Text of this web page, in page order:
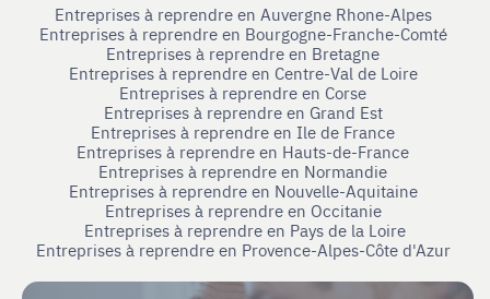
Entreprises à reprendre en Auvergne Rhone-Alpes
Entreprises à reprendre en Bourgogne-Franche-Comté
Entreprises à reprendre en Bretagne
Entreprises à reprendre en Centre-Val de Loire
Entreprises à reprendre en Corse
Entreprises à reprendre en Grand Est
Entreprises à reprendre en Ile de France
Entreprises à reprendre en Hauts-de-France
Entreprises à reprendre en Normandie
Entreprises à reprendre en Nouvelle-Aquitaine
Entreprises à reprendre en Occitanie
Entreprises à reprendre en Pays de la Loire
Entreprises à reprendre en Provence-Alpes-Côte d'Azur